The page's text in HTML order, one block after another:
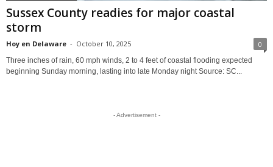
Sussex County readies for major coastal
storm
Hoy en Delaware - October 10, 2025 0
Three inches of rain, 60 mph winds, 2 to 4 feet of coastal flooding expected
beginning Sunday morning, lasting into late Monday night Source: SC...
- Advertisement -